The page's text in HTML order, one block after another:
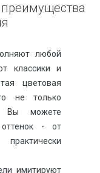
любой
классики и
цветовая
не только
Вы можете
- от
имитируют